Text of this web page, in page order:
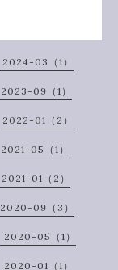
2024-03（1）
2023-09（1）
2022-01（2）
2021-05（1）
2021-01（2）
2020-09（3）
2020-05（1）
2020-01（1）